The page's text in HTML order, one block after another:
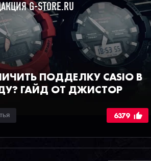
G-STORE.RU
ПОДДЕЛКУ CASIO В
ГАЙД ОТ ДЖИСТОР
6379